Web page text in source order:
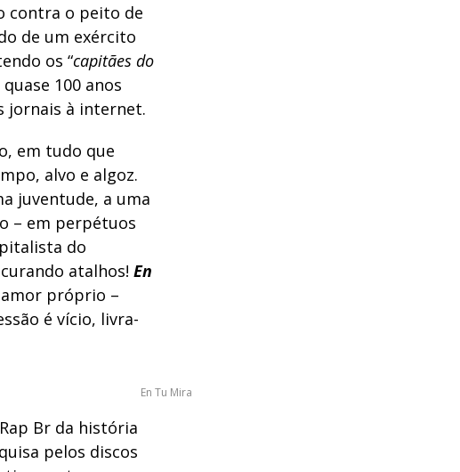
contra o peito de
de um exército
os “capitães do
100 anos
jornais à internet.
em tudo que
alvo e algoz.
juventude, a uma
– em perpétuos
do
atalhos! En
próprio –
é vício, livra-
En Tu Mira
Br da história
pelos discos